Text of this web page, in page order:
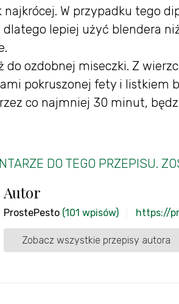
najkrócej. W przypadku tego
dlatego lepiej użyć blendera
do ozdobnej miseczki. Z
pokruszonej fety i listkiem
co najmniej 30 minut,
DO TEGO PRZEPISU.
Autor
ProstePesto (101 wpisów) https://
Zobacz wszystkie przepisy autora